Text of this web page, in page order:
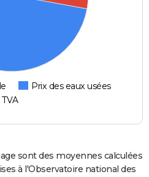
Prix des eaux usées
TVA
sont des moyennes calculées
à l'Observatoire national des